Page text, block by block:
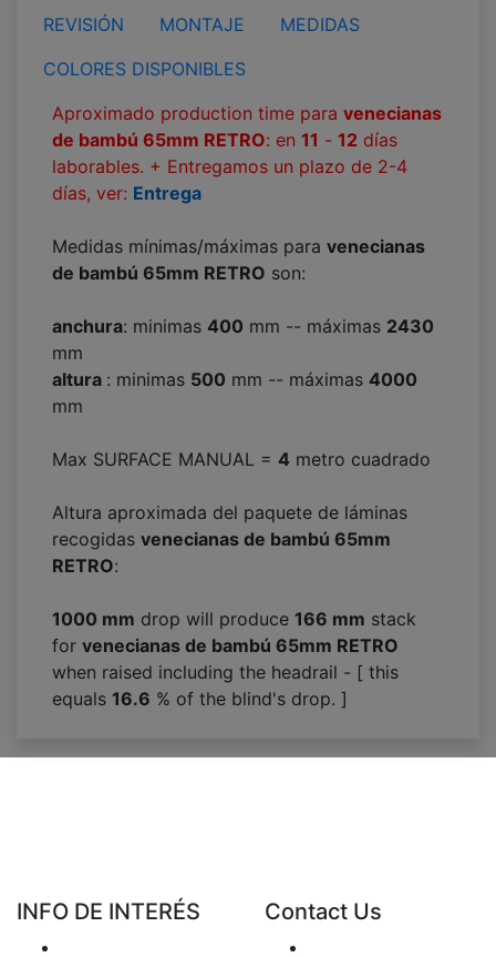
REVISIÓN
MONTAJE
MEDIDAS
COLORES DISPONIBLES
Aproximado production time para venecianas
de bambú 65mm RETRO: en 11 - 12 días
laborables. + Entregamos un plazo de 2-4
días, ver: Entrega
Medidas mínimas/máximas para venecianas
de bambú 65mm RETRO son:
anchura: minimas 400 mm -- máximas 2430
mm
altura : minimas 500 mm -- máximas 4000
mm
Max SURFACE MANUAL = 4 metro cuadrado
Altura aproximada del paquete de láminas
recogidas venecianas de bambú 65mm
RETRO:
1000 mm drop will produce 166 mm stack
for venecianas de bambú 65mm RETRO
when raised including the headrail - [ this
equals 16.6 % of the blind's drop. ]
INFO DE INTERÉS Contact Us